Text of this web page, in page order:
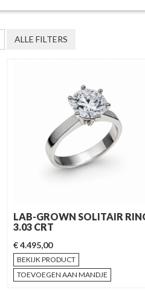
ALLE FILTERS
LAB-GROWN SOLITAIR
3.03 CRT
€ 4.495,00
BEKIJK PRODUCT
TOEVOEGEN AAN MANDJE